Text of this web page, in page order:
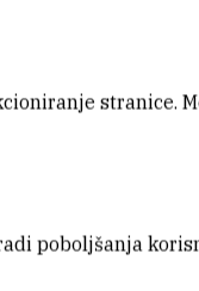
stranice.
poboljšanja